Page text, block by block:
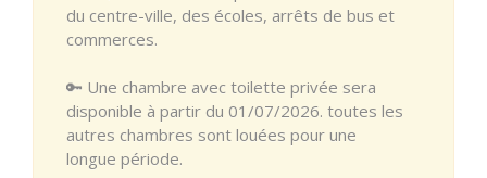
du centre-ville, des écoles, arrêts de bus et
commerces.
🔑 Une chambre avec toilette privée sera
disponible à partir du 01/07/2026. toutes les
autres chambres sont louées pour une
longue période.